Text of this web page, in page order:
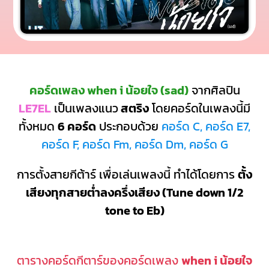
คอร์ดเพลง when i น้อยใจ (sad)จากศิลปิน
LE7EL เป็นเพลงแนวสตริงโดยคอร์ดในเพลงนี้มี
ทั้งหมด 6 คอร์ด ประกอบด้วย คอร์ด C, คอร์ด E7,
คอร์ด F, คอร์ด Fm, คอร์ด Dm, คอร์ด G
การตั้งสายกีต้าร์ เพื่อเล่นเพลงนี้ ทำได้โดยการตั้ง
เสียงทุกสายต่ำลงครึ่งเสียง (Tune down 1/2
tone to Eb)
ตารางคอร์ดกีตาร์ของคอร์ดเพลงwhen i น้อยใจ